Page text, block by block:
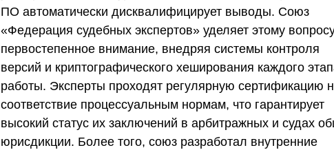
ПО автоматически дисквалифицирует выводы. Союз
«Федерация судебных экспертов» уделяет этому
первостепенное внимание, внедряя системы контроля
версий и криптографического хеширования каждого
работы. Эксперты проходят регулярную сертификацию
соответствие процессуальным нормам, что гарантирует
высокий статус их заключений в арбитражных и судах
юрисдикции. Более того, союз разработал внутренние